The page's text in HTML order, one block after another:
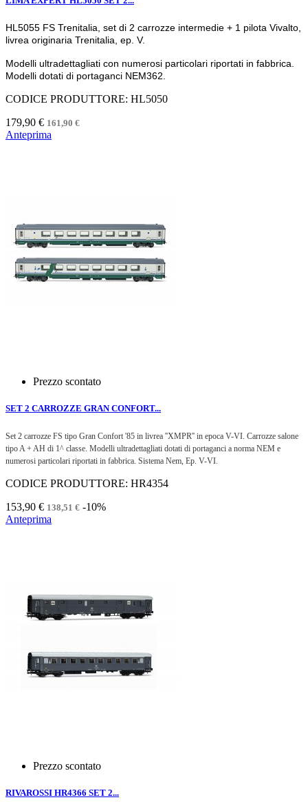
HL5055 FS Trenitalia, set di 2 carrozze intermedie + 1 pilota Vivalto,
livrea originaria Trenitalia, ep. V.
Modelli ultradettagliati con numerosi particolari riportati in fabbrica.
Modelli dotati di portaganci NEM362.
CODICE PRODUTTORE: HL5050
179,90 € 161,90 €
Anteprima
Prezzo scontato
SET 2 CARROZZE GRAN CONFORT...
Set 2 carrozze FS tipo Gran Confort '85 in livrea ''XMPR'' in epoca V-VI. Carrozze salone
tipo A + AH di 1^ classe. Modelli ultradettagliati dotati di portaganci a norma NEM e
numerosi particolari riportati in fabbrica. Sistema Nem, Ep. V-VI.
CODICE PRODUTTORE: HR4354
153,90 € 138,51 € -10%
Anteprima
Prezzo scontato
RIVAROSSI HR4366 SET 2...